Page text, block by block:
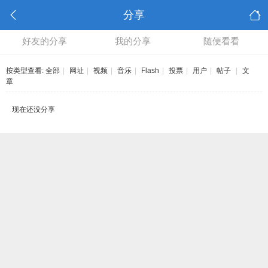
分享
好友的分享 我的分享 随便看看
按类型查看: 全部 网址 视频 音乐 Flash 投票 用户 帖子
文
章
现在还没分享